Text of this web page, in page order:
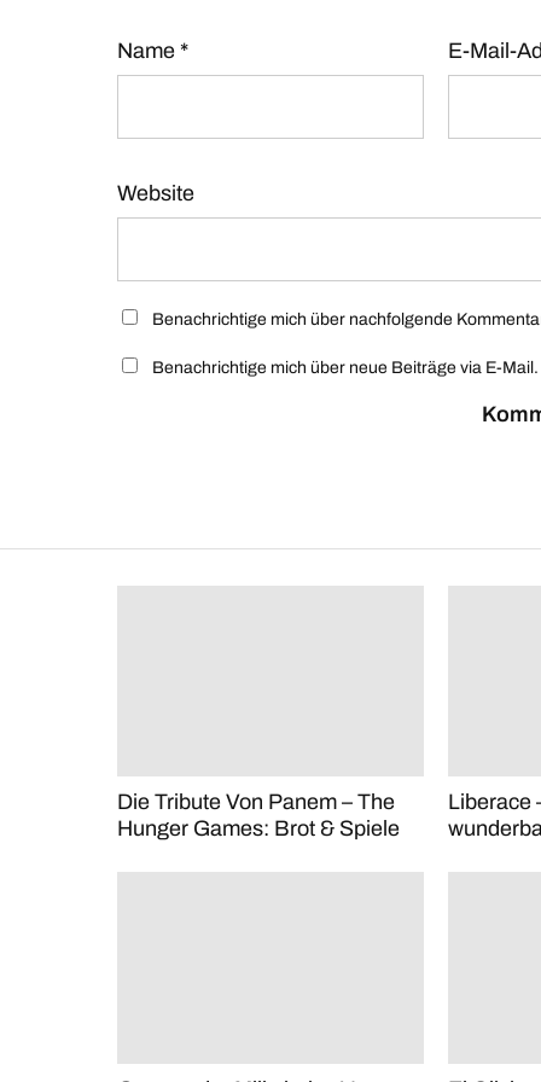
Name * E-Mail-
Website
Benachrichtige mich über nachfolgende
Benachrichtige mich über neue Beiträge via E-Mail.
Die Tribute Von Panem – The
Hunger Games: Brot & Spiele
Liberace